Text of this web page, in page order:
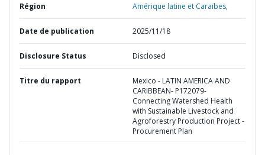
Région Amérique latine et Caraïbes,
Date de publication 2025/11/18
Disclosure Status Disclosed
Titre du rapport
Mexico - LATIN AMERICA AND
CARIBBEAN- P172079-
Connecting Watershed Health
with Sustainable Livestock and
Agroforestry Production Project -
Procurement Plan